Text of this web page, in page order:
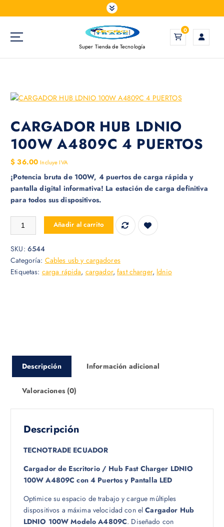
a
Super Tienda de Tecnología
0
CARGADOR HUB LDNIO
100W A4809C 4 PUERTOS
$ 36.00 Incluye IVA
¡Potencia bruta de 100W, 4 puertos de carga rápida y
pantalla digital informativa! La estación de carga definitiva
para todos sus dispositivos.
CARGADOR HUB LDNIO 100W A4809C 4 PUERTOS cantidad
Añadir al carrito
SKU: 6544
Categoría: Cables usb y cargadores
Etiquetas: carga rápida, cargador,fast charger, ldnio
Descripción Información adicional
Valoraciones (0)
Descripción
TECNOTRADE ECUADOR
Cargador de Escritorio / Hub Fast Charger LDNIO
100W A4809C con 4 Puertos y Pantalla LED
Optimice su espacio de trabajo y cargue múltiples
dispositivos a máxima velocidad con elCargador Hub
LDNIO 100W Modelo A4809C. Diseñado con